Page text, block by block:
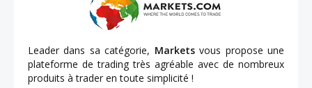
Leader dans sa catégorie, Marketsvous propose une
plateforme de trading très agréable avec de nombreux
produits à trader en toute simplicité !